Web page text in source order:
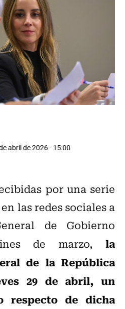
abril de 2026 - 15:00
por una serie
las redes sociales a
de Gobierno
de marzo, la
de la República
29 de abril, un
respecto de dicha